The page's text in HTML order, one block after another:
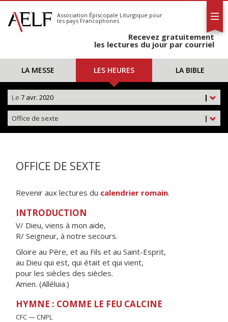
S'abonner
Calendrier
Association Épiscopale Liturgique pour
les pays Francophones
Recevez gratuitement
les lectures du jour par courriel
LA MESSE LES HEURES LA BIBLE
|
Le 7 avr. 2020
|
Office de sexte
OFFICE DE SEXTE
Revenir aux lectures du calendrier romain.
INTRODUCTION
V/ Dieu, viens à mon aide,
R/ Seigneur, à notre secours.
Gloire au Père, et au Fils et au Saint-Esprit,
au Dieu qui est, qui était et qui vient,
pour les siècles des siècles.
Amen. (Alléluia.)
HYMNE : COMME LE FEU CALCINE
CFC — CNPL